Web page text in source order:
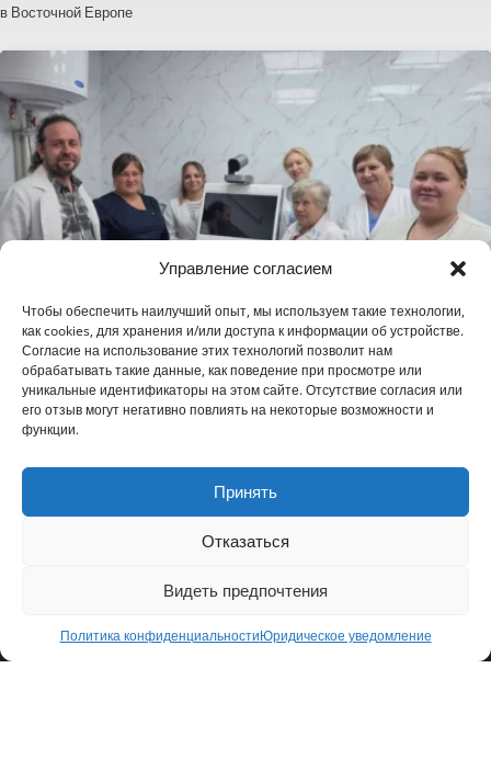
Управление согласием
Чтобы обеспечить наилучший опыт, мы используем такие технологии,
как cookies, для хранения и/или доступа к информации об устройстве.
Согласие на использование этих технологий позволит нам
обрабатывать такие данные, как поведение при просмотре или
уникальные идентификаторы на этом сайте. Отсутствие согласия или
его отзыв могут негативно повлиять на некоторые возможности и
функции.
Принять
Отказаться
Видеть предпочтения
Политика конфиденциальностиЮридическое уведомление
в Восточной Европе
Развертывание сети телемедицины в Украине
ПРИСОЕДИНИТЬСЯ К НАМ
75009 Париж, Франция
+ 33 (0)1 40 82 97 57